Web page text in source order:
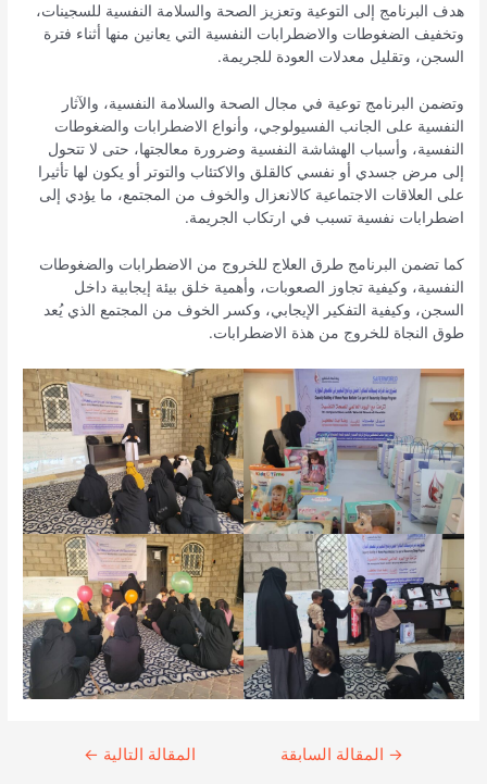
هدف البرنامج إلى التوعية وتعزيز الصحة والسلامة النفسية للسجينات،
وتخفيف الضغوطات والاضطرابات النفسية التي يعانين منها أثناء فترة
السجن، وتقليل معدلات العودة للجريمة.
وتضمن البرنامج توعية في مجال الصحة والسلامة النفسية، والآثار
النفسية على الجانب الفسيولوجي، وأنواع الاضطرابات والضغوطات
النفسية، وأسباب الهشاشة النفسية وضرورة معالجتها، حتى لا تتحول
إلى مرض جسدي أو نفسي كالقلق والاكتئاب والتوتر أو يكون لها تأثيرا
على العلاقات الاجتماعية كالانعزال والخوف من المجتمع، ما يؤدي إلى
اضطرابات نفسية تسبب في ارتكاب الجريمة.
كما تضمن البرنامج طرق العلاج للخروج من الاضطرابات والضغوطات
النفسية، وكيفية تجاوز الصعوبات، وأهمية خلق بيئة إيجابية داخل
السجن، وكيفية التفكير الإيجابي، وكسر الخوف من المجتمع الذي يُعد
طوق النجاة للخروج من هذة الاضطرابات.
Continue
→ المقالة السابقة المقالة التالية ←